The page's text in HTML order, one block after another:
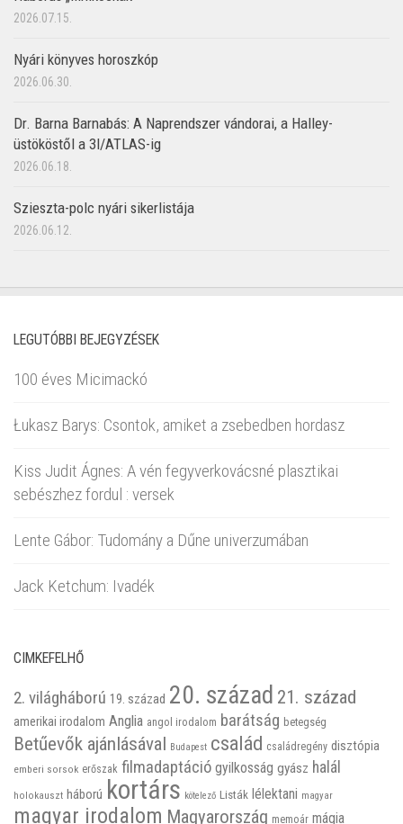
2026.07.15.
Nyári könyves horoszkóp
2026.06.30.
Dr. Barna Barnabás: A Naprendszer vándorai, a Halley-
üstököstől a 3I/ATLAS-ig
2026.06.18.
Szieszta-polc nyári sikerlistája
2026.06.12.
LEGUTÓBBI BEJEGYZÉSEK
100 éves Micimackó
Łukasz Barys: Csontok, amiket a zsebedben hordasz
Kiss Judit Ágnes: A vén fegyverkovácsné plasztikai
sebészhez fordul : versek
Lente Gábor: Tudomány a Dűne univerzumában
Jack Ketchum: Ivadék
CIMKEFELHŐ
2. világháború 19. század 20. század 21. század
amerikai irodalom Anglia angol irodalom barátság betegség
Betűevők ajánlásával Budapest család családregény disztópia
emberi sorsok erőszak filmadaptáció gyilkosság gyász halál
holokauszt háború kortárs kötelező Listák lélektani magyar
magyar irodalom Magyarország memoár mágia